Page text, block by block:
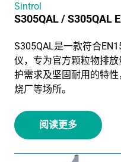
Sintrol
S305QAL / S305QAL
S305QAL是一款符合
仪，专为官方颗粒物排
护需求及坚固耐用的特
烧厂等场所。
阅读更多